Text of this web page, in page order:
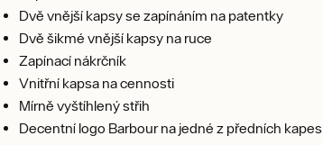
Dvě vnější kapsy se zapínáním na patentky
Dvě šikmé vnější kapsy na ruce
Zapínací nákrčník
Vnitřní kapsa na cennosti
Mírně vyštíhlený střih
Decentní logo Barbour na jedné z předních kapes